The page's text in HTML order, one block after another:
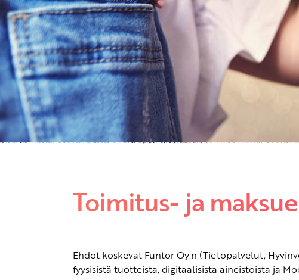
Toimitus- ja
Ehdot koskevat Funtor Oy:n (Tietopalvelut,
fyysisistä tuotteista, digitaalisista aineistoista ja